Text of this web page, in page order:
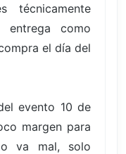
como
el día del
evento 10 de
margen para
va mal, solo